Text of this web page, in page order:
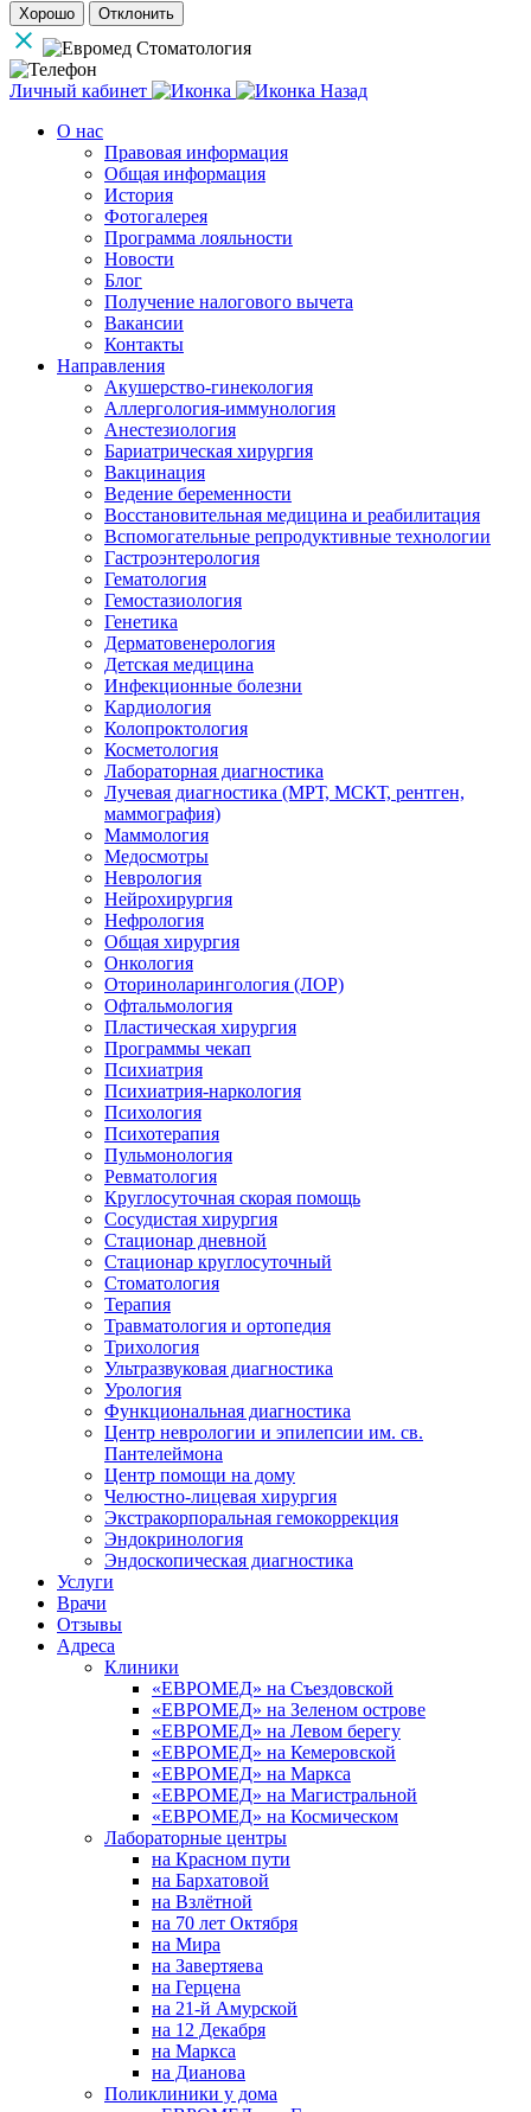
Хорошо Отклонить
Личный кабинет
Назад
О нас
Правовая информация
Общая информация
История
Фотогалерея
Программа лояльности
Новости
Блог
Получение налогового вычета
Вакансии
Контакты
Направления
Акушерство-гинекология
Аллергология-иммунология
Анестезиология
Бариатрическая хирургия
Вакцинация
Ведение беременности
Восстановительная медицина и реабилитация
Вспомогательные репродуктивные технологии
Гастроэнтерология
Гематология
Гемостазиология
Генетика
Дерматовенерология
Детская медицина
Инфекционные болезни
Кардиология
Колопроктология
Косметология
Лабораторная диагностика
Лучевая диагностика (МРТ, МСКТ, рентген,
маммография)
Маммология
Медосмотры
Неврология
Нейрохирургия
Нефрология
Общая хирургия
Онкология
Оториноларингология (ЛОР)
Офтальмология
Пластическая хирургия
Программы чекап
Психиатрия
Психиатрия-наркология
Психология
Психотерапия
Пульмонология
Ревматология
Круглосуточная скорая помощь
Сосудистая хирургия
Стационар дневной
Стационар круглосуточный
Стоматология
Терапия
Травматология и ортопедия
Трихология
Ультразвуковая диагностика
Урология
Функциональная диагностика
Центр неврологии и эпилепсии им. св.
Пантелеймона
Центр помощи на дому
Челюстно-лицевая хирургия
Экстракорпоральная гемокоррекция
Эндокринология
Эндоскопическая диагностика
Услуги
Врачи
Отзывы
Адреса
Клиники
«ЕВРОМЕД» на Съездовской
«ЕВРОМЕД» на Зеленом острове
«ЕВРОМЕД» на Левом берегу
«ЕВРОМЕД» на Кемеровской
«ЕВРОМЕД» на Маркса
«ЕВРОМЕД» на Магистральной
«ЕВРОМЕД» на Космическом
Лабораторные центры
на Красном пути
на Бархатовой
на Взлётной
на 70 лет Октября
на Мира
на Завертяева
на Герцена
на 21-й Амурской
на 12 Декабря
на Маркса
на Дианова
Поликлиники у дома